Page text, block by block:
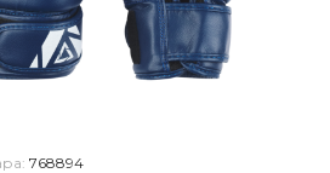
768894